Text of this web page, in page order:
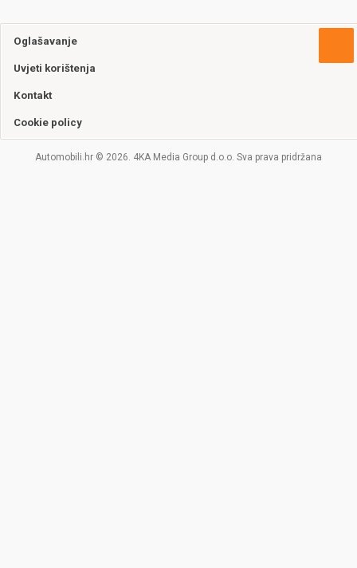
Oglašavanje
Uvjeti korištenja
Kontakt
Cookie policy
Automobili.hr © 2026. 4KA Media Group d.o.o. Sva prava pridržana